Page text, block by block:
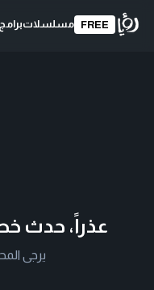
FREE مسلسلاتبرامج
عذراً، حدث
يرجى